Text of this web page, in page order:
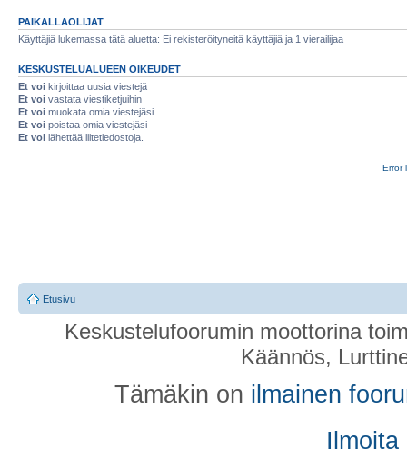
PAIKALLAOLIJAT
Käyttäjiä lukemassa tätä aluetta: Ei rekisteröityneitä käyttäjiä ja 1 vierailijaa
KESKUSTELUALUEEN OIKEUDET
Et voi kirjoittaa uusia viestejä
Et voi vastata viestiketjuihin
Et voi muokata omia viestejäsi
Et voi poistaa omia viestejäsi
Et voi lähettää liitetiedostoja.
Error
Etusivu
Keskustelufoorumin moottorina
Käännös,
Tämäkin on ilmainen